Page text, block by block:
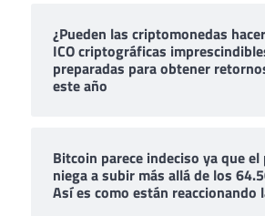
¿Pueden las criptomonedas
ICO criptográficas
preparadas para obtener
este año
Bitcoin parece indeciso ya que el
niega a subir más allá de los
Así es como están reaccionando